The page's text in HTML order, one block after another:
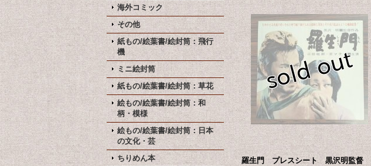
海外コミック
その他
紙もの/絵葉書/絵封筒：飛行
機
ミニ絵封筒
紙もの/絵葉書/絵封筒：草花
絵もの/絵葉書/絵封筒：和
柄・模様
絵もの/絵葉書/絵封筒：日本
の文化・芸
ちりめん本
羅生門 プレスシート 黒沢明監督